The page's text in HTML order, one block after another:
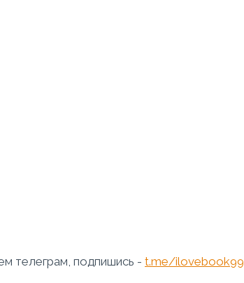
телеграм, подпишись - t.me/ilovebook99